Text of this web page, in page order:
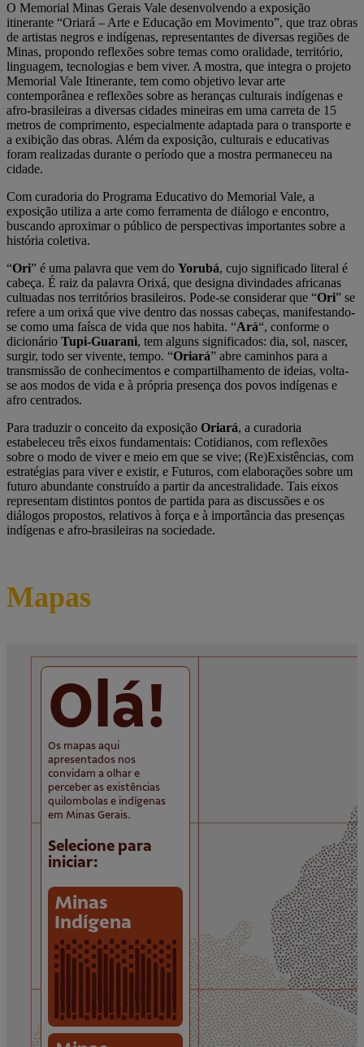
O Memorial Minas Gerais Vale desenvolvendo a exposição
itinerante “Oriará – Arte e Educação em Movimento”, que traz obras
de artistas negros e indígenas, representantes de diversas regiões de
Minas, propondo reflexões sobre temas como oralidade, território,
linguagem, tecnologias e bem viver. A mostra, que integra o projeto
Memorial Vale Itinerante, tem como objetivo levar arte
contemporânea e reflexões sobre as heranças culturais indígenas e
afro-brasileiras a diversas cidades mineiras em uma carreta de 15
metros de comprimento, especialmente adaptada para o transporte e
a exibição das obras. Além da exposição, culturais e educativas
foram realizadas durante o período que a mostra permaneceu na
cidade.
Com curadoria do Programa Educativo do Memorial Vale, a
exposição utiliza a arte como ferramenta de diálogo e encontro,
buscando aproximar o público de perspectivas importantes sobre a
história coletiva.
“Ori” é uma palavra que vem do Yorubá, cujo significado literal é
cabeça. É raiz da palavra Orixá, que designa divindades africanas
cultuadas nos territórios brasileiros. Pode-se considerar que “Ori” se
refere a um orixá que vive dentro das nossas cabeças, manifestando-
se como uma faísca de vida que nos habita. “Ará“, conforme o
dicionário Tupi-Guarani, tem alguns significados: dia, sol, nascer,
surgir, todo ser vivente, tempo. “Oriará” abre caminhos para a
transmissão de conhecimentos e compartilhamento de ideias, volta-
se aos modos de vida e à própria presença dos povos indígenas e
afro centrados.
Para traduzir o conceito da exposição Oriará, a curadoria
estabeleceu três eixos fundamentais: Cotidianos, com reflexões
sobre o modo de viver e meio em que se vive; (Re)Existências, com
estratégias para viver e existir, e Futuros, com elaborações sobre um
futuro abundante construído a partir da ancestralidade. Tais eixos
representam distintos pontos de partida para as discussões e os
diálogos propostos, relativos à força e à importância das presenças
indígenas e afro-brasileiras na sociedade.
Mapas